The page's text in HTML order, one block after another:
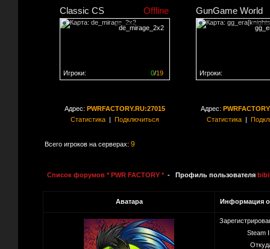
Classic CS Offline
de_mirage_2x2
0/19
Игроки:
GunGame World
Игроки:
Адрес: PWRFACTORY.RU:27015
Статистика| Подключиться
Адрес:
Статистика|
Всего игроков на серверах: 9
Список форумов * PWR FACTORY * - Профиль пользователя
Аватара Информация о
Steam